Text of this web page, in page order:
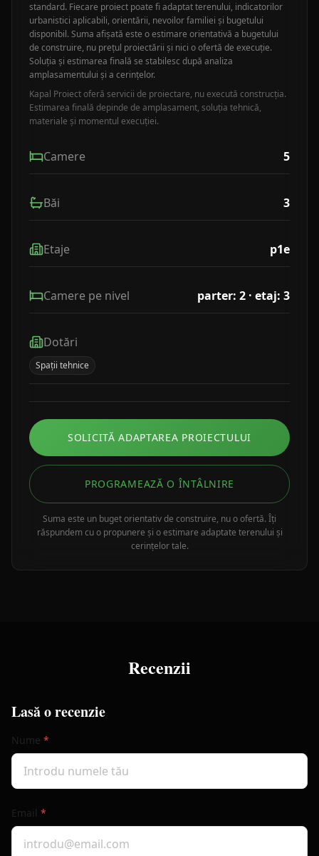
standard. Fiecare proiect poate fi adaptat terenului, indicatorilor
urbanistici aplicabili, orientării, nevoilor familiei și bugetului
disponibil. Suma afișată este o estimare orientativă a bugetului
de construire, nu prețul proiectării și nici o ofertă de execuție.
Soluția și estimarea finală se stabilesc după analiza
amplasamentului și a cerințelor.
Kapal Proiect oferă servicii de proiectare, nu execută construcția.
Estimarea finală depinde de amplasament, soluția tehnică,
materiale și momentul execuției.
Camere 5
Băi 3
Etaje p1e
Camere pe nivel parter: 2 · etaj: 3
Dotări
Spații tehnice
SOLICITĂ ADAPTAREA PROIECTULUI
PROGRAMEAZĂ O ÎNTÂLNIRE
Suma este un buget orientativ de construire, nu o ofertă. Îți
răspundem cu o propunere și o estimare adaptate terenului și
cerințelor tale.
Recenzii
Lasă o recenzie
Nume *
Email *